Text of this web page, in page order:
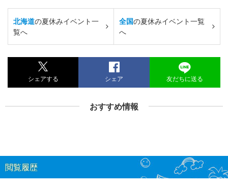
北海道の夏休みイベント一
覧へ
全国の夏休みイベント一覧
へ
シェアする シェア 友だちに送る
おすすめ情報
閲覧履歴